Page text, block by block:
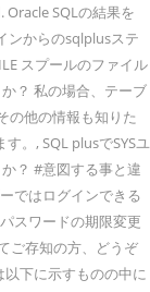
Oracle SQLの結果を
ンからのsqlplusステ
スプールのファイル
？ 私の場合、テーブ
の他の情報も知りた
。, SQL plusでSYSユ
？ #意図する事と違
ではログインできる
スワードの期限変更
ご存知の方、どうぞ
下に示すものの中に